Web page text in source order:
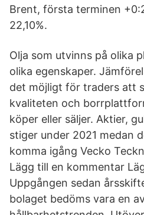
Brent, första terminen
22,10%.
Olja som utvinns på olika
olika egenskaper.
det möjligt för traders att
kvaliteten och
köper eller säljer. Aktier,
stiger under 2021 medan
komma igång Vecko
Lägg till en kommentar
Uppgången sedan
bolaget bedöms vara en